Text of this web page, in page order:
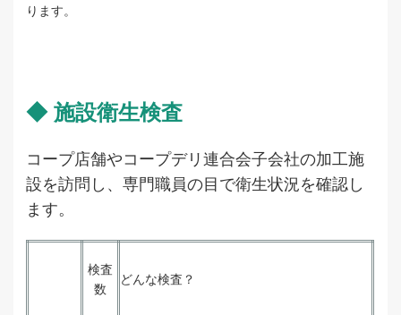
ります。
◆ 施設衛生検査
コープ店舗やコープデリ連合会子会社の加工施
設を訪問し、専門職員の目で衛生状況を確認し
ます。
検査
数
どんな検査？